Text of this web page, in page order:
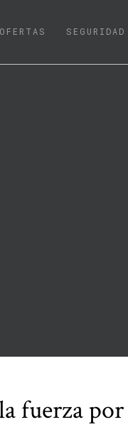
OFERTAS SEGURIDAD
fuerza